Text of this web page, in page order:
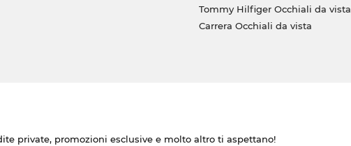
Tommy Hilfiger Occhiali da vista
Carrera Occhiali da vista
private, promozioni esclusive e molto altro ti aspettano!